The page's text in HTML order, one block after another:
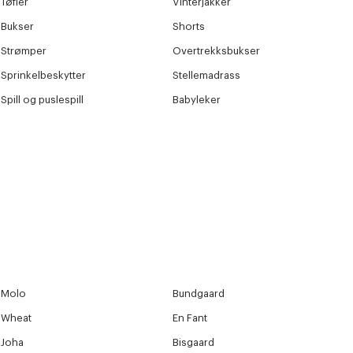
Tøfler Vinterjakker
Bukser Shorts
Strømper Overtrekksbukser
Sprinkelbeskytter Stellemadrass
Spill og puslespill Babyleker
Molo Bundgaard
Wheat En Fant
Joha Bisgaard